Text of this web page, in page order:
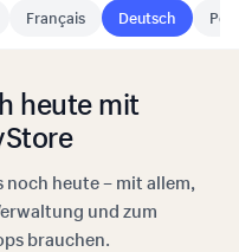
Français Deutsch
heute mit
noch heute – mit allem,
und zum
brauchen.